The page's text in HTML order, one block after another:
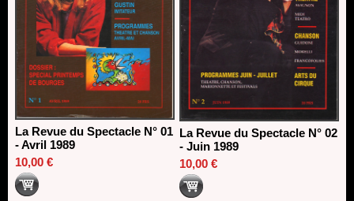
La Revue du Spectacle N° 01
- Avril 1989
10,00 €
La Revue du Spectacle N° 02
- Juin 1989
10,00 €